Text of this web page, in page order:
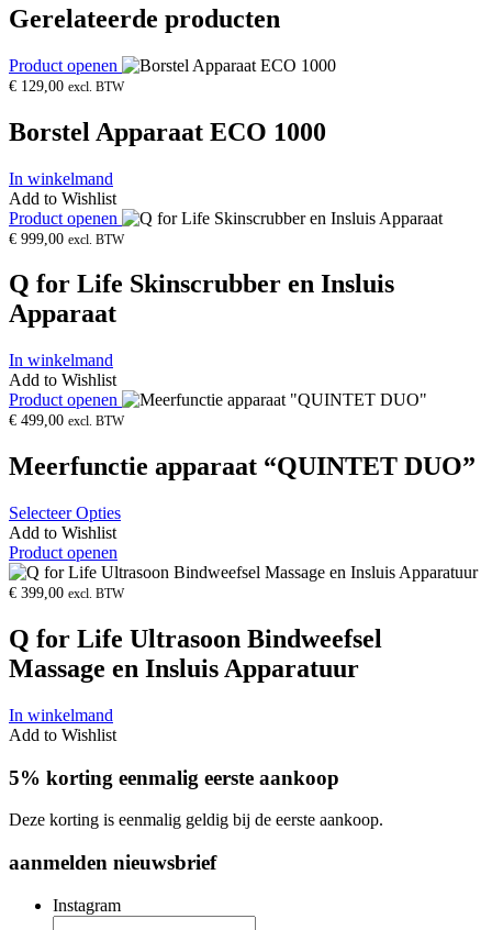
Gerelateerde producten
Product openen
€ 129,00 excl. BTW
Borstel Apparaat ECO 1000
In winkelmand
Add to Wishlist
Product openen
€ 999,00 excl. BTW
Q for Life Skinscrubber en Insluis
Apparaat
In winkelmand
Add to Wishlist
Product openen
€ 499,00 excl. BTW
Meerfunctie apparaat “QUINTET DUO”
Selecteer Opties
Add to Wishlist
Product openen
€ 399,00 excl. BTW
Q for Life Ultrasoon Bindweefsel
Massage en Insluis Apparatuur
In winkelmand
Add to Wishlist
5% korting eenmalig eerste aankoop
Deze korting is eenmalig geldig bij de eerste aankoop.
aanmelden nieuwsbrief
Instagram